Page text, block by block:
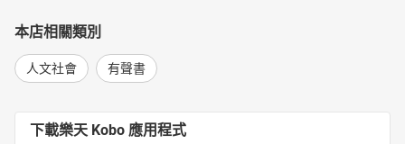
本店相關類別
人文社會 有聲書
下載樂天 Kobo 應用程式